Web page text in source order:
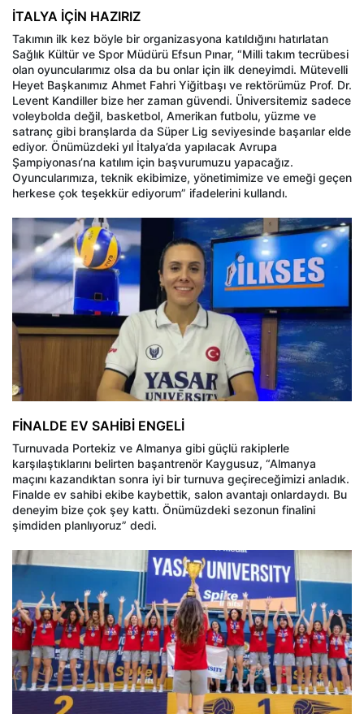
İTALYA İÇİN HAZIRIZ
Takımın ilk kez böyle bir organizasyona katıldığını hatırlatan
Sağlık Kültür ve Spor Müdürü Efsun Pınar, “Milli takım tecrübesi
olan oyuncularımız olsa da bu onlar için ilk deneyimdi. Mütevelli
Heyet Başkanımız Ahmet Fahri Yiğitbaşı ve rektörümüz Prof. Dr.
Levent Kandiller bize her zaman güvendi. Üniversitemiz sadece
voleybolda değil, basketbol, Amerikan futbolu, yüzme ve
satranç gibi branşlarda da Süper Lig seviyesinde başarılar elde
ediyor. Önümüzdeki yıl İtalya’da yapılacak Avrupa
Şampiyonası’na katılım için başvurumuzu yapacağız.
Oyuncularımıza, teknik ekibimize, yönetimimize ve emeği geçen
herkese çok teşekkür ediyorum” ifadelerini kullandı.
FİNALDE EV SAHİBİ ENGELİ
Turnuvada Portekiz ve Almanya gibi güçlü rakiplerle
karşılaştıklarını belirten başantrenör Kaygusuz, “Almanya
maçını kazandıktan sonra iyi bir turnuva geçireceğimizi anladık.
Finalde ev sahibi ekibe kaybettik, salon avantajı onlardaydı. Bu
deneyim bize çok şey kattı. Önümüzdeki sezonun finalini
şimdiden planlıyoruz” dedi.